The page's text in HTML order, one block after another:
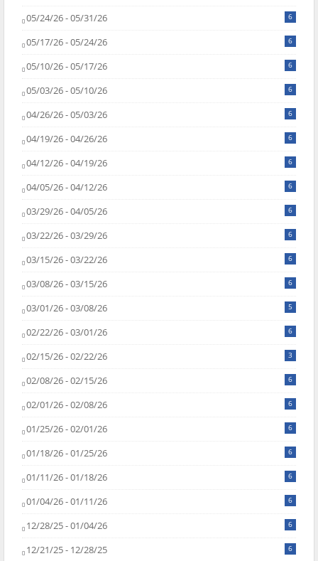
05/24/26 - 05/31/26 6
05/17/26 - 05/24/26 6
05/10/26 - 05/17/26 6
05/03/26 - 05/10/26 6
04/26/26 - 05/03/26 6
04/19/26 - 04/26/26 6
04/12/26 - 04/19/26 6
04/05/26 - 04/12/26 6
03/29/26 - 04/05/26 6
03/22/26 - 03/29/26 6
03/15/26 - 03/22/26 6
03/08/26 - 03/15/26 6
03/01/26 - 03/08/26 5
02/22/26 - 03/01/26 6
02/15/26 - 02/22/26 3
02/08/26 - 02/15/26 6
02/01/26 - 02/08/26 6
01/25/26 - 02/01/26 6
01/18/26 - 01/25/26 6
01/11/26 - 01/18/26 6
01/04/26 - 01/11/26 6
12/28/25 - 01/04/26 6
12/21/25 - 12/28/25 6